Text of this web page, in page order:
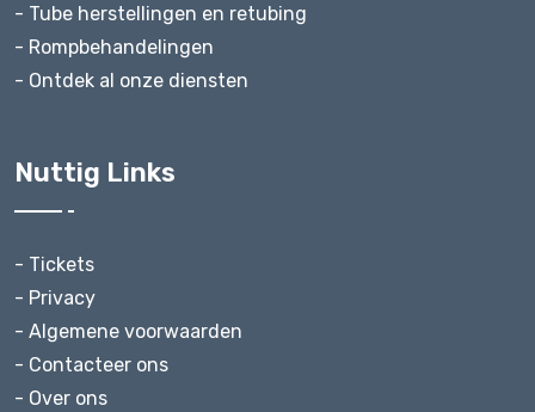
- Tube herstellingen en retubing
- Rompbehandelingen
- Ontdek al onze diensten
Nuttig Links
- Tickets
- Privacy
- Algemene voorwaarden
- Contacteer ons
- Over ons